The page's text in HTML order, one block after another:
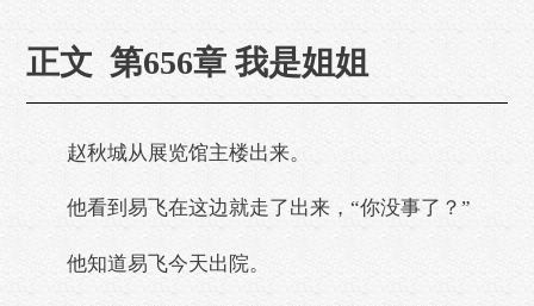
正文 第656章 我是姐姐
赵秋城从展览馆主楼出来。
他看到易飞在这边就走了出来，“你没事了？”
他知道易飞今天出院。